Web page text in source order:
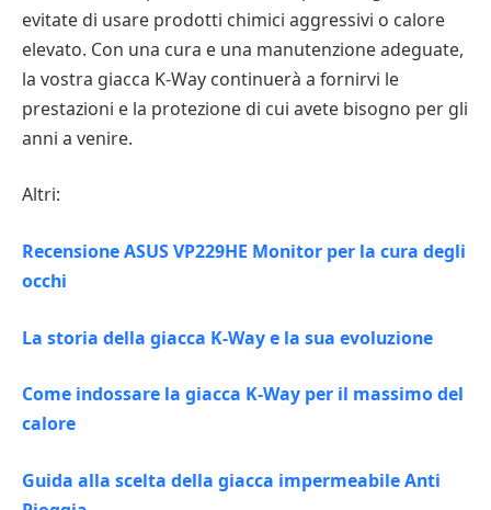
evitate di usare prodotti chimici aggressivi o calore
elevato. Con una cura e una manutenzione adeguate,
la vostra giacca K-Way continuerà a fornirvi le
prestazioni e la protezione di cui avete bisogno per gli
anni a venire.
Altri:
Recensione ASUS VP229HE Monitor per la cura degli
occhi
La storia della giacca K-Way e la sua evoluzione
Come indossare la giacca K-Way per il massimo del
calore
Guida alla scelta della giacca impermeabile Anti